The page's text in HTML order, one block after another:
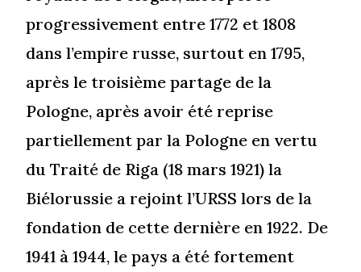
progressivement entre 1772 et 1808
dans l’empire russe, surtout en 1795,
après le troisième partage de la
Pologne, après avoir été reprise
partiellement par la Pologne en vertu
du Traité de Riga (18 mars 1921) la
Biélorussie a rejoint l’URSS lors de la
fondation de cette dernière en 1922. De
1941 à 1944, le pays a été fortement